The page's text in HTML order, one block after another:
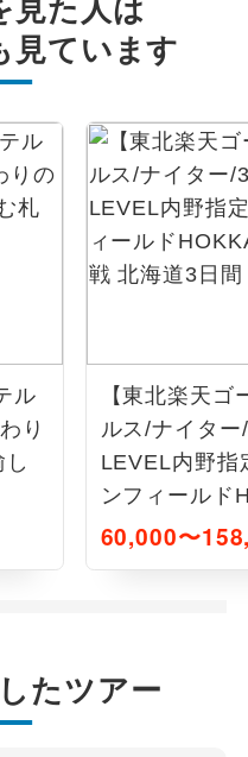
見た人は
見ています
ル
り
【東北楽天ゴ
ルス/ナイタ
LEVEL内野指
ンフィールド
野球観戦 北海
60,000〜
たツアー